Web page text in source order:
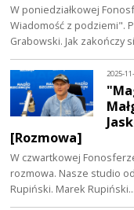
W poniedziałkowej
Wiadomość z podziemi".
Grabowski. Jak zakończy
2025-
[Rozmowa]
W czwartkowej
rozmowa. Nasze studio
Rupiński. Marek Rupiński…